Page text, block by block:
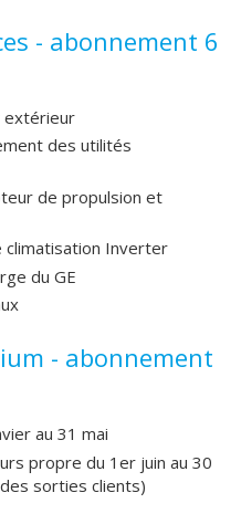
- abonnement 6
extérieur
des utilités
de propulsion et
climatisation Inverter
du GE
- abonnement
au 31 mai
propre du 1er juin au 30
sorties clients)